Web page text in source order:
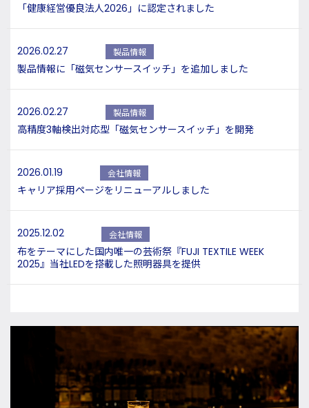
「健康経営優良法人2026」に認定されました
2026.02.27 製品情報
製品情報に「磁気センサースイッチ」を追加しました
2026.02.27 製品情報
高精度3軸検出対応型「磁気センサースイッチ」を開発
2026.01.19 会社情報
キャリア採用ページをリニューアルしました
2025.12.02 会社情報
布をテーマにした国内唯一の芸術祭『FUJI TEXTILE WEEK
2025』当社LEDを搭載した照明器具を提供